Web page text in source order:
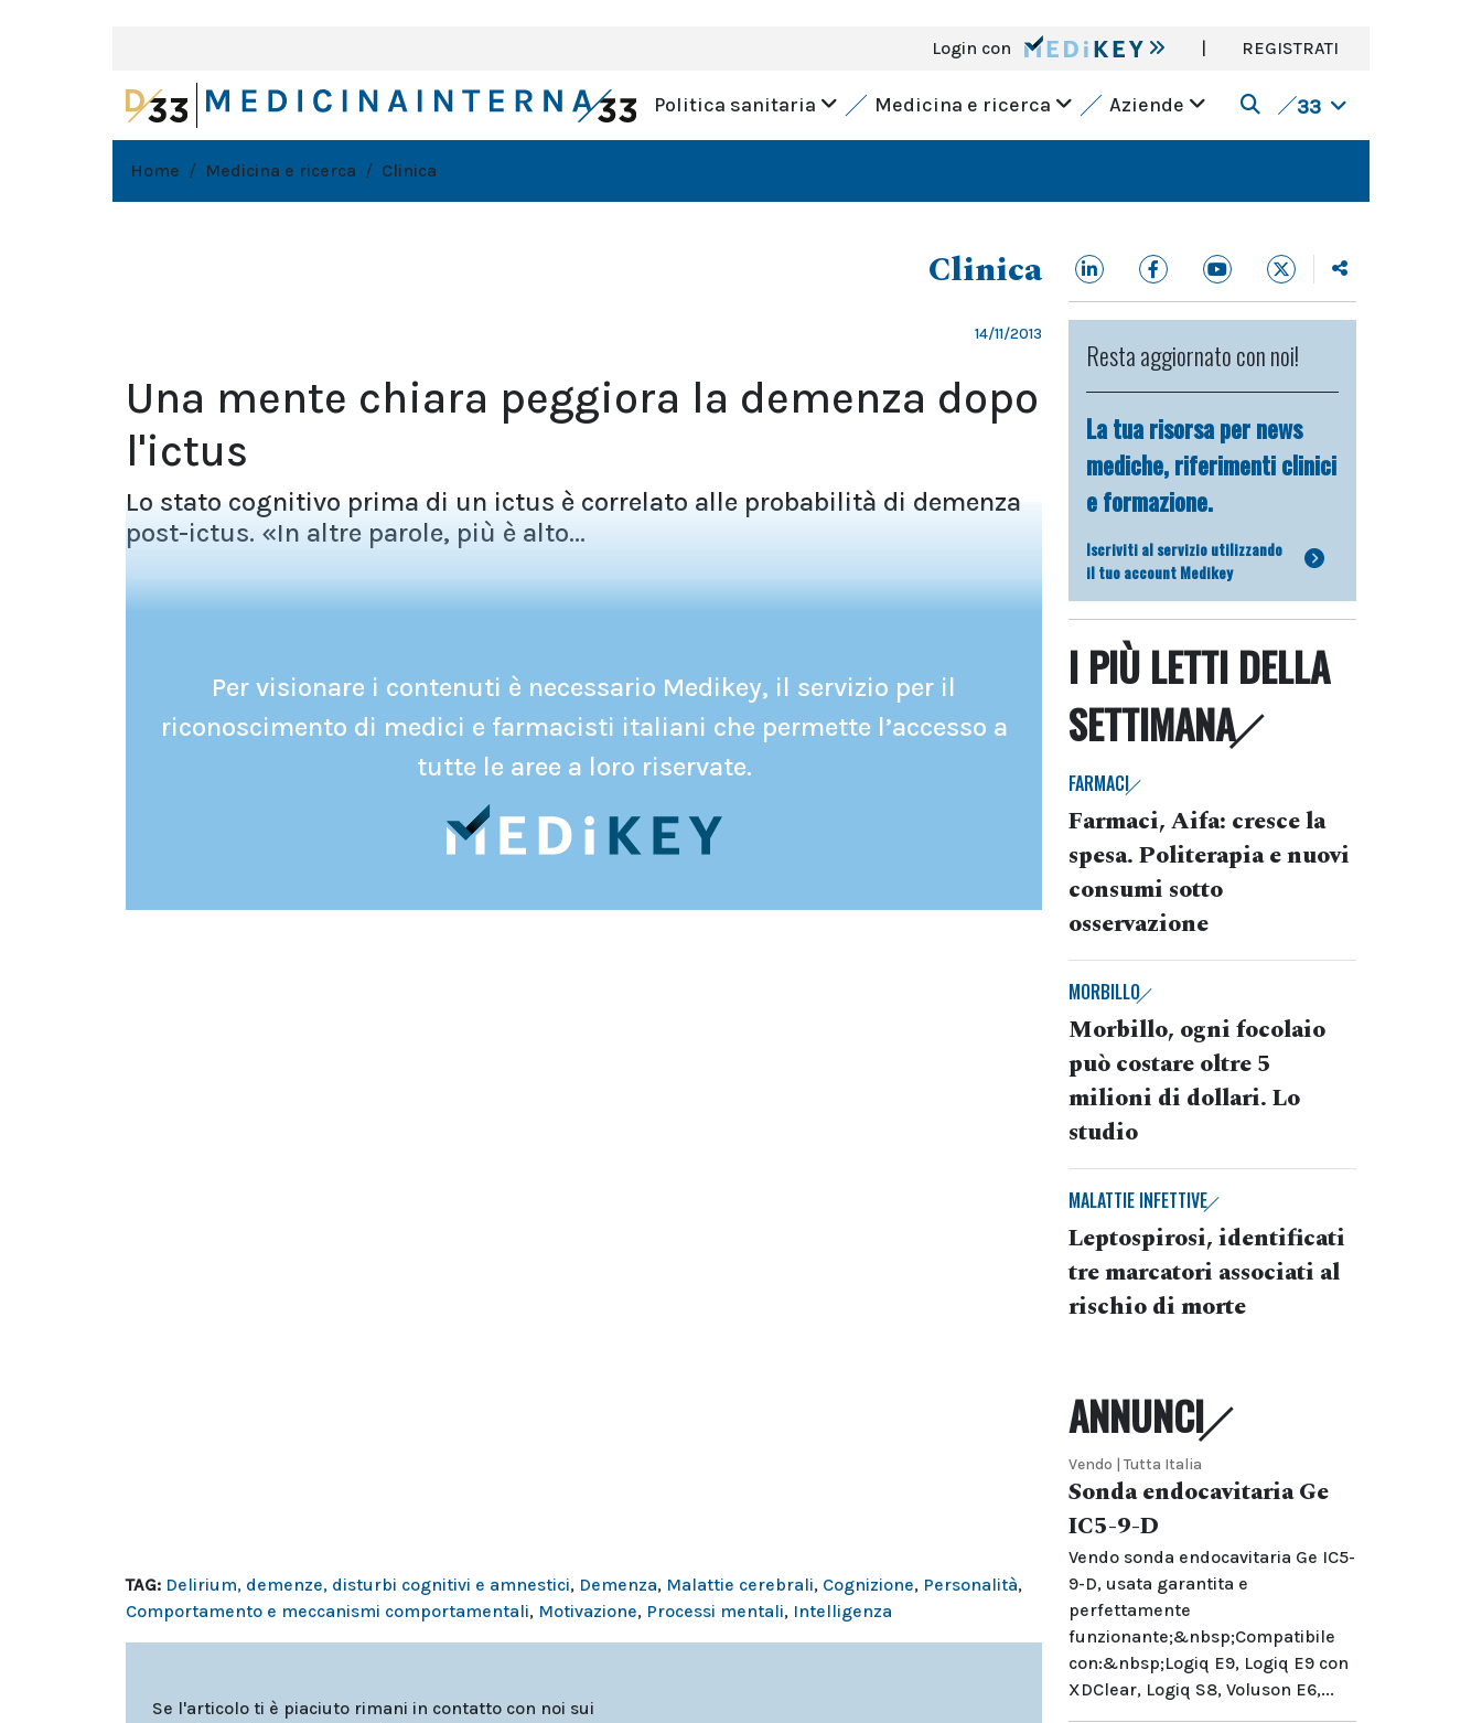
Login con | REGISTRATI
Politica sanitaria Medicina e ricerca Aziende 33
Home Medicina e ricerca Clinica
Clinica
14/11/2013
Una mente chiara peggiora la demenza dopo
l'ictus
Lo stato cognitivo prima di un ictus è correlato alle probabilità di demenza
post-ictus. «In altre parole, più è alto...
Per visionare i contenuti è necessario Medikey, il servizio per il
riconoscimento di medici e farmacisti italiani che permette l’accesso a
tutte le aree a loro riservate.
TAG: Delirium, demenze, disturbi cognitivi e amnestici, Demenza, Malattie cerebrali, Cognizione, Personalità,
Comportamento e meccanismi comportamentali, Motivazione, Processi mentali, Intelligenza
Se l'articolo ti è piaciuto rimani in contatto con noi sui
Resta aggiornato con noi!
La tua risorsa per news
mediche, riferimenti clinici
e formazione.
Iscriviti al servizio utilizzando
il tuo account Medikey
I PIÙ LETTI DELLA
SETTIMANA
FARMACI
Farmaci, Aifa: cresce la
spesa. Politerapia e nuovi
consumi sotto
osservazione
MORBILLO
Morbillo, ogni focolaio
può costare oltre 5
milioni di dollari. Lo
studio
MALATTIE INFETTIVE
Leptospirosi, identificati
tre marcatori associati al
rischio di morte
ANNUNCI
Vendo | Tutta Italia
Sonda endocavitaria Ge
IC5-9-D
Vendo sonda endocavitaria Ge IC5-
9-D, usata garantita e
perfettamente
funzionante;&nbsp;Compatibile
con:&nbsp;Logiq E9, Logiq E9 con
XDClear, Logiq S8, Voluson E6,...